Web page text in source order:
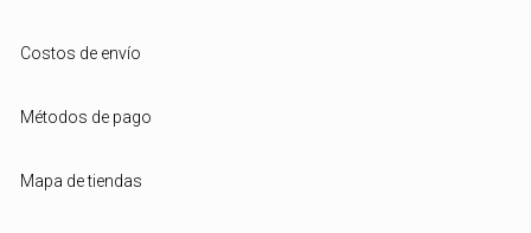
Costos de envío
Métodos de pago
Mapa de tiendas